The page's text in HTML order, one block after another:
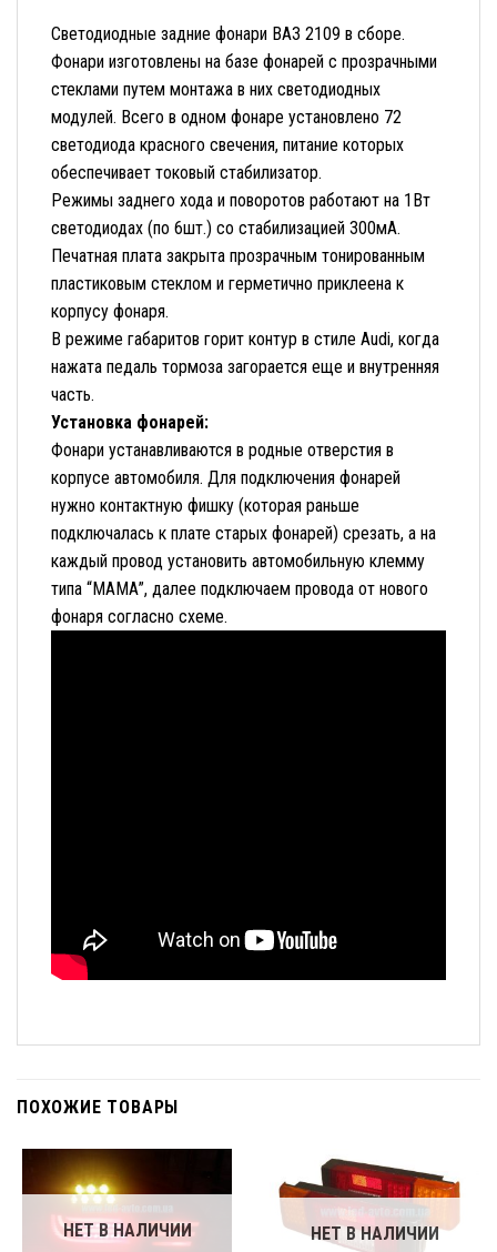
Светодиодные задние фонари ВАЗ 2109 в сборе.
Фонари изготовлены на базе фонарей с прозрачными
стеклами путем монтажа в них светодиодных
модулей. Всего в одном фонаре установлено 72
светодиода красного свечения, питание которых
обеспечивает токовый стабилизатор.
Режимы заднего хода и поворотов работают на 1Вт
светодиодах (по 6шт.) со стабилизацией 300мА.
Печатная плата закрыта прозрачным тонированным
пластиковым стеклом и герметично приклеена к
корпусу фонаря.
В режиме габаритов горит контур в стиле Audi, когда
нажата педаль тормоза загорается еще и внутренняя
часть.
Установка фонарей:
Фонари устанавливаются в родные отверстия в
корпусе автомобиля. Для подключения фонарей
нужно контактную фишку (которая раньше
подключалась к плате старых фонарей) срезать, а на
каждый провод установить автомобильную клемму
типа “МАМА”, далее подключаем провода от нового
фонаря согласно схеме.
ПОХОЖИЕ ТОВАРЫ
НЕТ В НАЛИЧИИ НЕТ В НАЛИЧИИ